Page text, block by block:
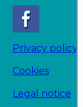
Privacy policy
Cookies
Legal notice